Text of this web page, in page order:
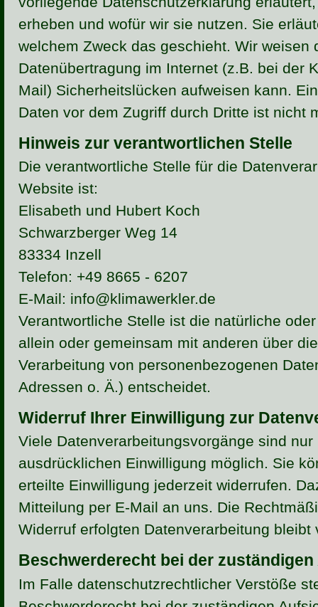
erheben und wofür wir sie nutzen. Sie
welchem Zweck das geschieht. Wir weisen
Datenübertragung im Internet (z.B. bei der
Mail) Sicherheitslücken aufweisen kann.
Daten vor dem Zugriff durch Dritte ist nicht
Hinweis zur verantwortlichen Stelle
Die verantwortliche Stelle für die
Website ist:
Elisabeth und Hubert Koch
Schwarzberger Weg 14
83334 Inzell
Telefon: +49 8665 - 6207
E-Mail: info@klimawerkler.de
Verantwortliche Stelle ist die natürliche
allein oder gemeinsam mit anderen über
Verarbeitung von personenbezogenen
Adressen o. Ä.) entscheidet.
Widerruf Ihrer Einwilligung zur
Viele Datenverarbeitungsvorgänge sind nur
ausdrücklichen Einwilligung möglich. Sie
erteilte Einwilligung jederzeit widerrufen.
Mitteilung per E-Mail an uns. Die
Widerruf erfolgten Datenverarbeitung bleibt
Beschwerderecht bei der
Im Falle datenschutzrechtlicher Verstöße